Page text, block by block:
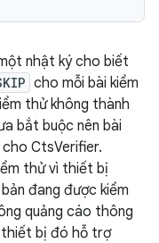
nhật ký cho biết
cho mỗi bài kiểm
thử không thành
bắt buộc nên bài
cho CtsVerifier.
thử vì thiết bị
đang được kiểm
quảng cáo thông
thiết bị đó hỗ trợ